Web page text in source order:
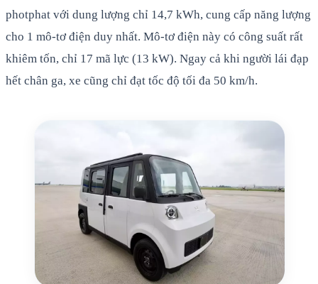
photphat với dung lượng chỉ 14,7 kWh, cung cấp năng lượng
cho 1 mô-tơ điện duy nhất. Mô-tơ điện này có công suất rất
khiêm tốn, chỉ 17 mã lực (13 kW). Ngay cả khi người lái đạp
hết chân ga, xe cũng chỉ đạt tốc độ tối đa 50 km/h.